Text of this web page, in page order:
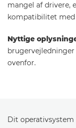
mangel af drivere,
kompatibilitet med
Nyttige
ovenfor.
Dit operativsystem